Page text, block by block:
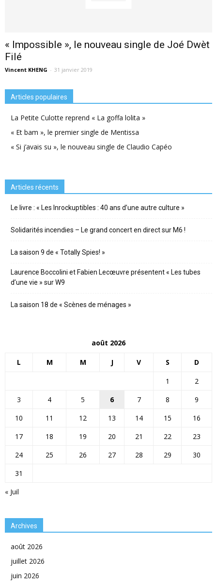
« Impossible », le nouveau single de Joé Dwèt
Filé
Vincent KHENG - 31 janvier 2019
Articles populaires
La Petite Culotte reprend « La goffa lolita »
« Et bam », le premier single de Mentissa
« Si j’avais su », le nouveau single de Claudio Capéo
Articles récents
Le livre : « Les Inrockuptibles : 40 ans d’une autre culture »
Solidarités incendies – Le grand concert en direct sur M6 !
La saison 9 de « Totally Spies! »
Laurence Boccolini et Fabien Lecœuvre présentent « Les tubes
d’une vie » sur W9
La saison 18 de « Scènes de ménages »
août 2026
L M M J V S D
« Juil
1
2
3
4 5 6 7 8
9
10
11 12 13 14 15
16
17
18 19 20 21 22
23
24
25 26 27 28 29
30
31
Archives
août 2026
juillet 2026
juin 2026